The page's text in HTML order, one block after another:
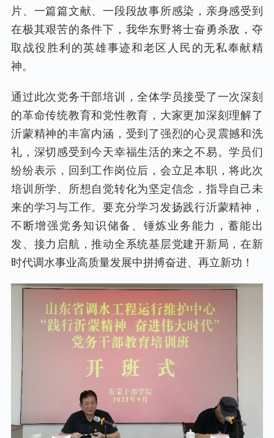
片、一篇篇文献、一段段故事所感染，亲身感受到
在极其艰苦的条件下，我华东野将士奋勇杀敌，夺
取战役胜利的英雄事迹和老区人民的无私奉献精
神。
通过此次党务干部培训，全体学员接受了一次深刻
的革命传统教育和党性教育，大家更加深刻理解了
沂蒙精神的丰富内涵，受到了强烈的心灵震撼和洗
礼，深切感受到今天幸福生活的来之不易。学员们
纷纷表示，回到工作岗位后，会立足本职，将此次
培训所学、所想自觉转化为坚定信念，指导自己未
来的学习与工作。要充分学习发扬践行沂蒙精神，
不断增强党务知识储备、锤炼业务能力，蓄能出
发、接力启航，推动全系统基层党建开新局，在新
时代调水事业高质量发展中拼搏奋进、再立新功！